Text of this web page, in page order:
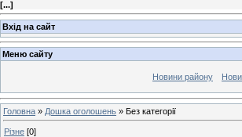
[...]
Вхід на сайт
Меню сайту
Новини району
Головна » Дошка оголошень » Без категорії
Різне [0]